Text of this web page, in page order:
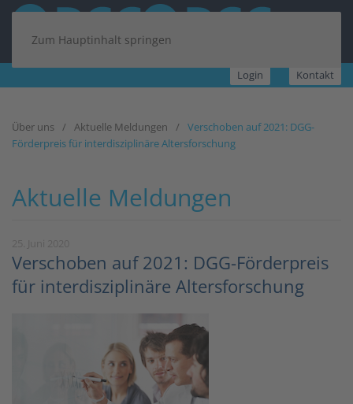
Zum Hauptinhalt springen
Login Kontakt
Über uns Aktuelle Meldungen
Verschoben auf 2021: DGG-
Förderpreis für interdisziplinäre Altersforschung
Aktuelle Meldungen
Verschoben auf 2021: DGG-Förderpreis
für interdisziplinäre Altersforschung